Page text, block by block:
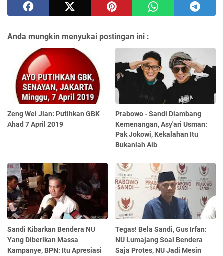
Anda mungkin menyukai postingan ini :
Zeng Wei Jian: Putihkan GBK
Ahad 7 April 2019
Prabowo - Sandi Diambang
Kemenangan, Asy'ari Usman:
Pak Jokowi, Kekalahan Itu
Bukanlah Aib
Sandi Kibarkan Bendera NU
Yang Diberikan Massa
Kampanye, BPN: Itu Apresiasi
Tegas! Bela Sandi, Gus Irfan:
NU Lumajang Soal Bendera
Saja Protes, NU Jadi Mesin